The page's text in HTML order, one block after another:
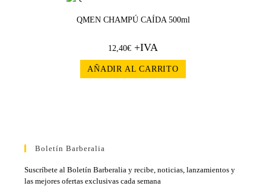
Boletín Barberalia
Suscríbete al Boletín Barberalia y recibe, noticias, lanzamientos y
las mejores ofertas exclusivas cada semana
QMEN CHAMPÚ CAÍDA 500ml
12,40€ +IVA
AÑADIR AL CARRITO